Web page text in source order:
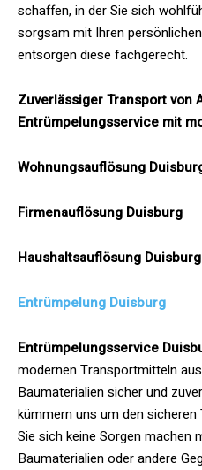
schaffen, in der Sie sich
sorgsam mit Ihren
entsorgen diese fachgerecht.
Zuverlässiger Transport von
Entrümpelungsservice mit
Wohnungsauflösung
Firmenauflösung Duisburg
Haushaltsauflösung Duisburg
Entrümpelung Duisburg
Entrümpelungsservice
modernen Transportmitteln
Baumaterialien sicher und
kümmern uns um den
Sie sich keine Sorgen machen
Baumaterialien oder andere